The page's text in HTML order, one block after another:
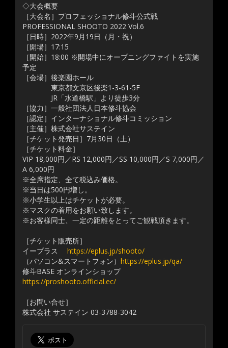
◇大会概要
［大会名］プロフェッショナル修斗公式戦
PROFESSIONAL SHOOTO 2022 Vol.6
［日時］2022年9月19日（月・祝）
［開場］17:15
［開始］18:00 ※開場中にオープニングファイトを実施
予定
［会場］後楽園ホール
東京都文京区後楽1-3-61-5F
JR「水道橋駅」より徒歩3分
［協力］一般社団法人日本修斗協会
［認定］インターナショナル修斗コミッション
［主催］株式会社サステイン
［チケット発売日］7月30日（土）
［チケット料金］
VIP 18,000円／RS 12,000円／SS 10,000円／S 7,000円／
A 6,000円
※全席指定、全て税込み価格。
※当日は500円増し。
※小学生以上はチケットが必要。
※マスクの着用をお願い致します。
※お客様同士、一定の距離をとってご観戦頂きます。
［チケット販売所］
イープラス https://eplus.jp/shooto/
（パソコン&スマートフォン） https://eplus.jp/qa/
修斗BASE オンラインショップ
https://proshooto.official.ec/
［お問い合せ］
株式会社 サステイン 03-3788-3042